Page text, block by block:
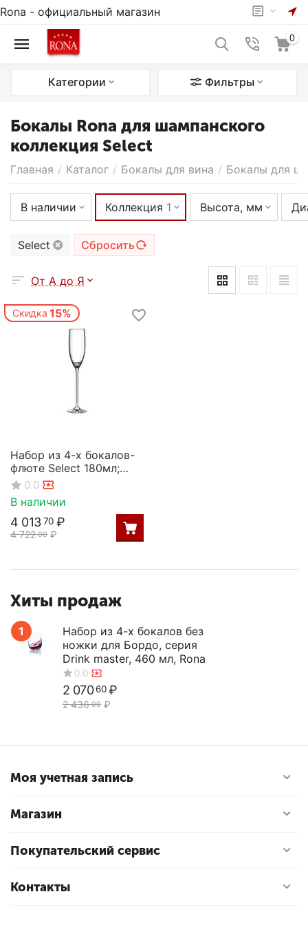
Rona - официальный магазин
0
Категории Фильтры
Бокалы Rona для шампанского
коллекция Select
Главная / Каталог / Бокалы для вина / Бокалы для
В наличии Коллекция 1 Высота, мм
Select Сбросить
От А до Я
Скидка 15%
Набор из 4-х бокалов-
флюте Select 180мл;
D=48/65,H=275мм,
Rona
0.0
В наличии
4 722 00 ₽
4 013 70 ₽
Хиты продаж
1
Набор из 4-х бокалов без
ножки для Бордо, серия
Drink master, 460 мл, Rona
0.0
2 436 00 ₽
2 07060 ₽
Моя учетная запись
Магазин
Покупательский сервис
Контакты